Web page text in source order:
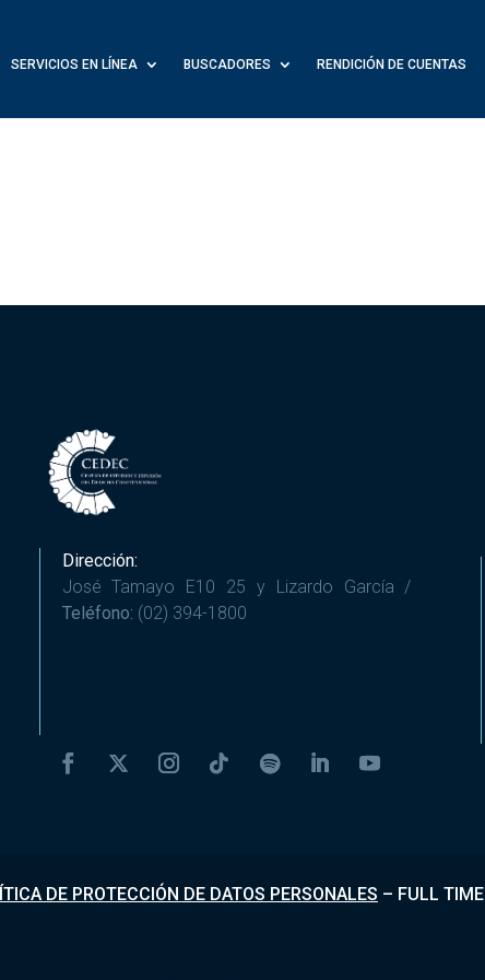
SERVICIOS EN LÍNEA BUSCADORES RENDICIÓN DE CUENTAS
Dirección:
José Tamayo E10 25 y Lizardo García /
Teléfono: (02) 394-1800
DE PROTECCIÓN DE DATOS PERSONALES – FULL TIME